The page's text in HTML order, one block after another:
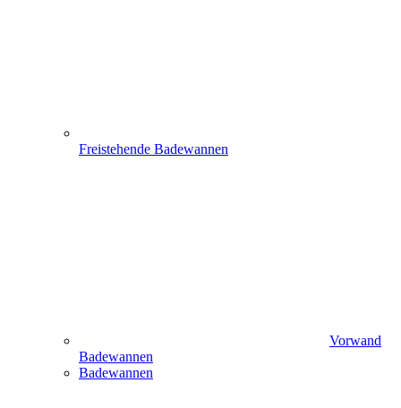
Freistehende Badewannen
Vorwand
Badewannen
Badewannen